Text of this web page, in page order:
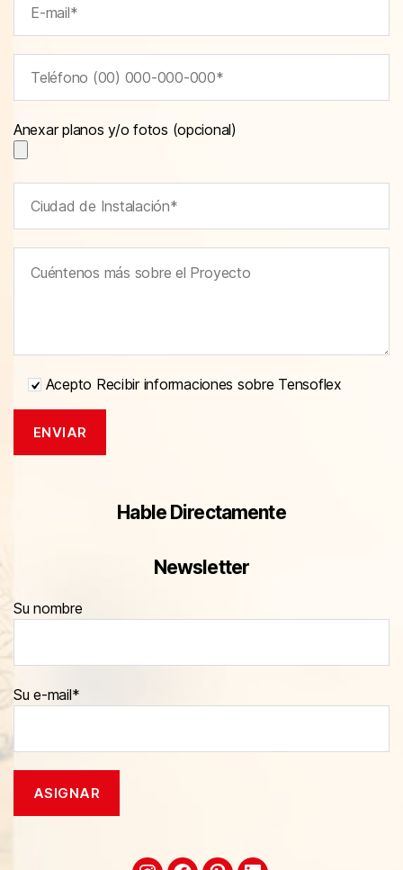
Anexar planos y/o fotos (opcional)
Acepto Recibir informaciones sobre Tensoflex
Hable Directamente
Newsletter
Su nombre
Su e-mail*